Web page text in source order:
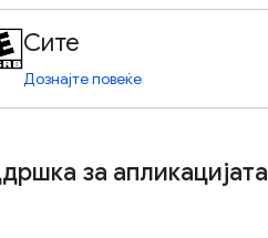
Сите
Дознајте повеќе
за апликацијата